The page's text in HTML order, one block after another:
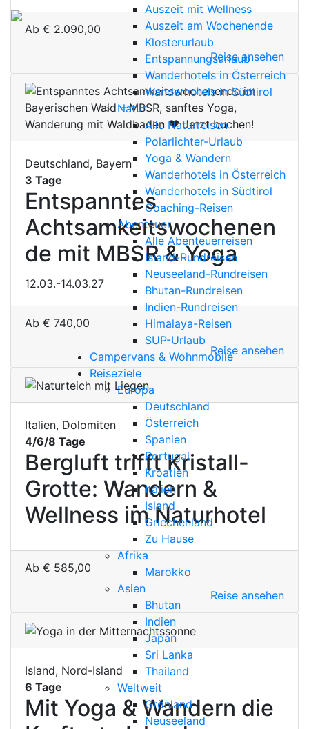
Auszeit mit Wellness
Auszeit am Wochenende
Klosterurlaub
Entspannungsurlaub
Wanderhotels in Österreich
Wanderhotels in Südtirol
Natur
Alle Naturreisen
Polarlichter-Urlaub
Yoga & Wandern
Wanderhotels in Österreich
Wanderhotels in Südtirol
Coaching-Reisen
Abenteuer
Alle Abenteuerreisen
Island-Rundreisen
Neuseeland-Rundreisen
Bhutan-Rundreisen
Indien-Rundreisen
Himalaya-Reisen
SUP-Urlaub
Campervans & Wohnmobile
Reiseziele
Europa
Deutschland
Österreich
Spanien
Portugal
Kroatien
Italien
Island
Griechenland
Zu Hause
Afrika
Marokko
Asien
Bhutan
Indien
Japan
Sri Lanka
Thailand
Weltweit
Grönland
Neuseeland
Ab € 2.090,00
Reise ansehen
Deutschland, Bayern
3 Tage
Entspanntes
Achtsamkeitswochenen
de mit MBSR & Yoga
12.03.-14.03.27
Ab € 740,00
Reise ansehen
Italien, Dolomiten
4/6/8 Tage
Bergluft trifft Kristall-
Grotte: Wandern &
Wellness im Naturhotel
Ab € 585,00
Reise ansehen
Island, Nord-Island
6 Tage
Mit Yoga & Wandern die